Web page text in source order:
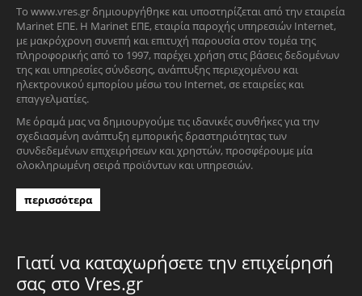
Το www.vres.gr δημιουργήθηκε και υποστηρίζεται από την εταιρεία
Marinet ΕΠΕ. Η Marinet ΕΠΕ, εταιρία παροχής υπηρεσιών Internet,
με μακρόχρονη συνεπή και επιτυχή παρουσία στον τομέα της
πληροφορικής από το 1997, παρέχει χρήση στις βάσεις δεδομένων
της και υπηρεσίες σύνδεσης, ανάπτυξης περιεχομένου και
ηλεκτρονικού εμπορίου μέσω του Internet, σε εταιρείες και
επαγγελματίες.
Με όραμά μας να δημιουργούμε τις ιδανικές συνθήκες για την
σχεδιασμένη ανάπτυξη εμπορικής δραστηριότητας των
συνδεδεμένων επιχειρήσεων και χρηστών, προσφέρουμε μία
ολοκληρωμένη σειρά προϊόντων και υπηρεσιών.
περισσότερα
Γιατί να καταχωρήσετε την επιχείρησή
σας στο Vres.gr